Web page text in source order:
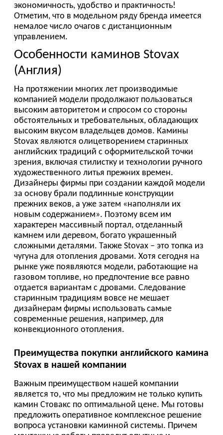
Stovax являются олицетворением старинных
английских традиций с оформительской точки
зрения, включая стилистку и технологии ручного
художественного литья прежних времен.
Дизайнеры фирмы при создании каждой модели
прежних веков, а уже затем «наполняли их
характерен массивный портал, отделанный
камнем или деревом, богато украшенный
сложными деталями. Также Stovax – это топка из
чугуна для отопления дровами. Хотя сегодня на
рынке уже появляются модели, работающие на
газовом топливе, но предпочтение все равно
отдается вариантам с дровами. Следование
старинным традициям вовсе не мешает
дизайнерам фирмы использовать самые
современные решения, например, для
конвекционного отопления.
Преимущества покупки английского камина
Stovax в нашей компании
Важным преимуществом нашей компании
является то, что мы предложим не только купить
камин Стовакс по оптимальной цене. Мы готовы
предложить оперативное комплексное решение
вопроса установки каминной системы. Причем
монтажные работы проведут опытные и
надежные специалисты, что обеспечит долгий
срок безупречной работы стильного очага. Наша
компания имеет большой опыт работы в этой
каминов в любых помещениях. Все работы
проводятся в соответствии с имеющимися
Важно подчеркнуть, что сотрудники фирмы
проходят стажировку в странах Европы, на
фирмах, поставляющих оборудование, то есть
знают и выполняют все требования
производителей.